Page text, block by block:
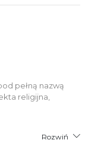
pełną nazwą
religijna,
Rozwiń